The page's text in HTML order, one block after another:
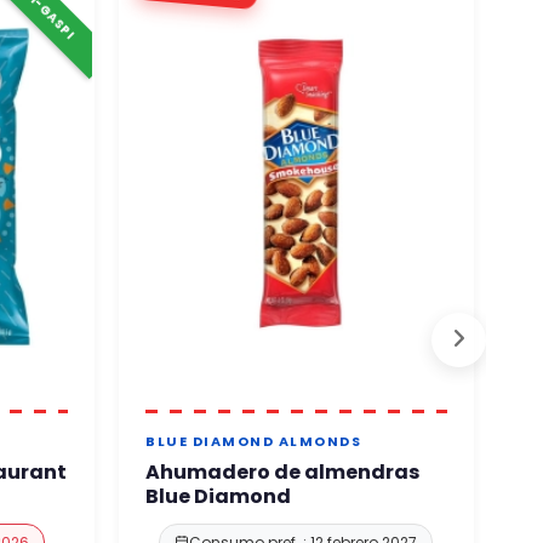
BLUE DIAMOND ALMONDS
Ahumadero de almendras
Blue Diamond